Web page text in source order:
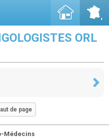
ORL
de page
Médecins